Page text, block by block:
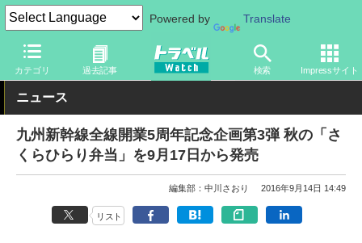
Powered by Translate
カテゴリ 過去記事 検索 Impressサイト
トラベル Watch 地域 国内旅行 九州
ニュース
九州新幹線全線開業5周年記念企画第3弾 秋の「さ
くらひらり弁当」を9月17日から発売
編集部：中川さおり 2016年9月14日 14:49
リスト